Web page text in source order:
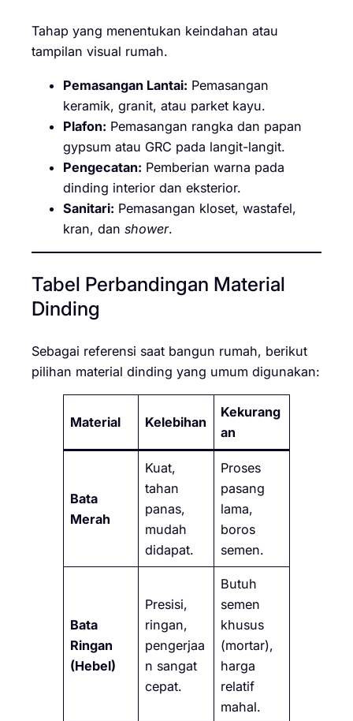
Tahap yang menentukan keindahan atau
tampilan visual rumah.
Pemasangan Lantai: Pemasangan
keramik, granit, atau parket kayu.
Plafon: Pemasangan rangka dan papan
gypsum atau GRC pada langit-langit.
Pengecatan: Pemberian warna pada
dinding interior dan eksterior.
Sanitari: Pemasangan kloset, wastafel,
kran, dan shower.
Tabel Perbandingan Material
Dinding
Sebagai referensi saat bangun rumah, berikut
pilihan material dinding yang umum digunakan:
Material Kelebihan
Kekurang
an
Bata
Merah
Kuat,
tahan
panas,
mudah
didapat.
Proses
pasang
lama,
boros
semen.
Bata
Ringan
(Hebel)
Presisi,
ringan,
pengerjaa
n sangat
cepat.
Butuh
semen
khusus
(mortar),
harga
relatif
mahal.